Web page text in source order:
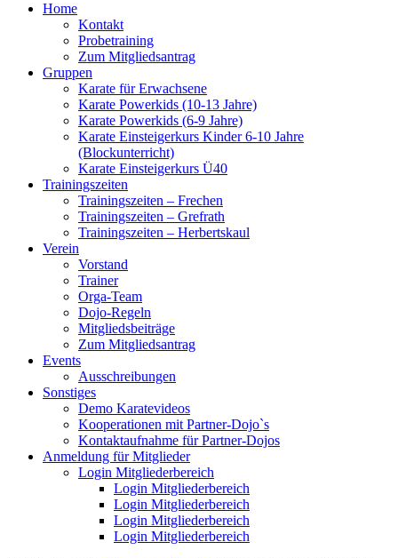
Home
Kontakt
Probetraining
Zum Mitgliedsantrag
Gruppen
Karate für Erwachsene
Karate Powerkids (10-13 Jahre)
Karate Powerkids (6-9 Jahre)
Karate Einsteigerkurs Kinder 6-10 Jahre
(Blockunterricht)
Karate Einsteigerkurs Ü40
Trainingszeiten
Trainingszeiten – Frechen
Trainingszeiten – Grefrath
Trainingszeiten – Herbertskaul
Verein
Vorstand
Trainer
Orga-Team
Dojo-Regeln
Mitgliedsbeiträge
Zum Mitgliedsantrag
Events
Ausschreibungen
Sonstiges
Demo Karatevideos
Kooperationen mit Partner-Dojo`s
Kontaktaufnahme für Partner-Dojos
Anmeldung für Mitglieder
Login Mitgliederbereich
Login Mitgliederbereich
Login Mitgliederbereich
Login Mitgliederbereich
Login Mitgliederbereich